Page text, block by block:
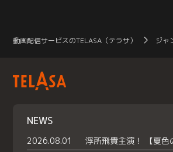
動画配信サービスのTELASA（テラサ） ジャ
NEWS
2026.08.01